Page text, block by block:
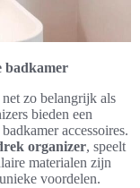
badkamer
zo belangrijk als
bieden een
accessoires.
organizer, speelt
materialen zijn
voordelen.